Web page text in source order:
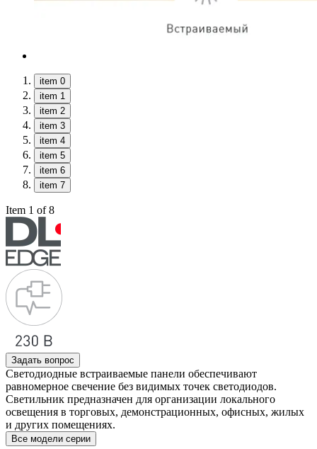
item 0
item 1
item 2
item 3
item 4
item 5
item 6
item 7
Item 1 of 8
Задать вопрос
Светодиодные встраиваемые панели обеспечивают
равномерное свечение без видимых точек светодиодов.
Светильник предназначен для организации локального
освещения в торговых, демонстрационных, офисных, жилых
и других помещениях.
Все модели серии